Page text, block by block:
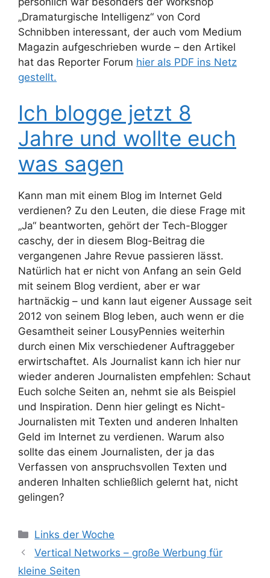
„Dramaturgische Intelligenz“ von Cord
Schnibben interessant, der auch vom Medium
Magazin aufgeschrieben wurde – den Artikel
hat das Reporter Forum hier als PDF ins Netz
gestellt.
Ich blogge jetzt 8
Jahre und wollte euch
was sagen
Kann man mit einem Blog im Internet Geld
verdienen? Zu den Leuten, die diese Frage mit
„Ja“ beantworten, gehört der Tech-Blogger
caschy, der in diesem Blog-Beitrag die
vergangenen Jahre Revue passieren lässt.
Natürlich hat er nicht von Anfang an sein Geld
mit seinem Blog verdient, aber er war
hartnäckig – und kann laut eigener Aussage seit
2012 von seinem Blog leben, auch wenn er die
Gesamtheit seiner LousyPennies weiterhin
durch einen Mix verschiedener Auftraggeber
erwirtschaftet. Als Journalist kann ich hier nur
wieder anderen Journalisten empfehlen: Schaut
Euch solche Seiten an, nehmt sie als Beispiel
und Inspiration. Denn hier gelingt es Nicht-
Journalisten mit Texten und anderen Inhalten
Geld im Internet zu verdienen. Warum also
sollte das einem Journalisten, der ja das
Verfassen von anspruchsvollen Texten und
anderen Inhalten schließlich gelernt hat, nicht
gelingen?
Kategorien
Links der Woche
Vertical Networks – große Werbung für
kleine Seiten